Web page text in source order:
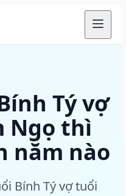
Tý vợ
Ngọ thì
năm nào
Bính Tý vợ tuổi